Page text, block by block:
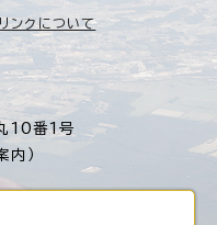
10番1号
）
リンクについて